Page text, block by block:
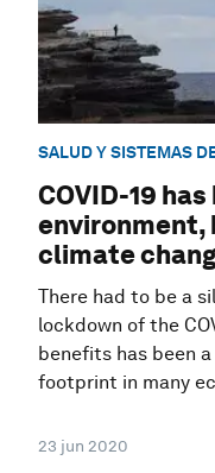
SALUD Y SISTEMAS
COVID-19
environment,
climate
There had to be a
lockdown of the
benefits has been
footprint in many
23 jun 2020